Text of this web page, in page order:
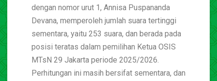
dengan nomor urut 1, Annisa Puspananda
Devana, memperoleh jumlah suara tertinggi
sementara, yaitu 253 suara, dan berada pada
posisi teratas dalam pemilihan Ketua OSIS
MTsN 29 Jakarta periode 2025/2026.
Perhitungan ini masih bersifat sementara, dan